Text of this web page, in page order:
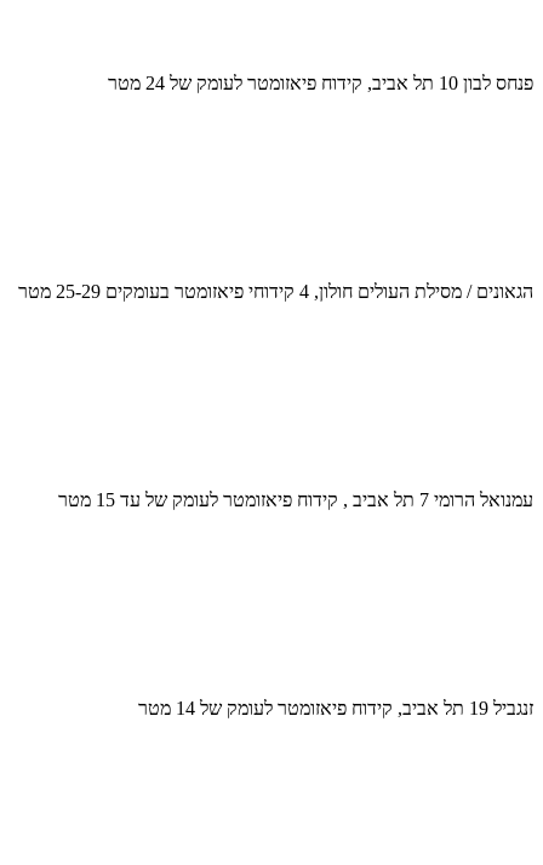
פנחס לבון 10 תל אביב, קידוח פיאזומטר לעומק של 24 מטר
הגאונים / מסילת העולים חולון, 4 קידוחי פיאזומטר בעומקים 25-29 מטר
עמנואל הרומי 7 תל אביב , קידוח פיאזומטר לעומק של עד 15 מטר
זנגביל 19 תל אביב, קידוח פיאזומטר לעומק של 14 מטר